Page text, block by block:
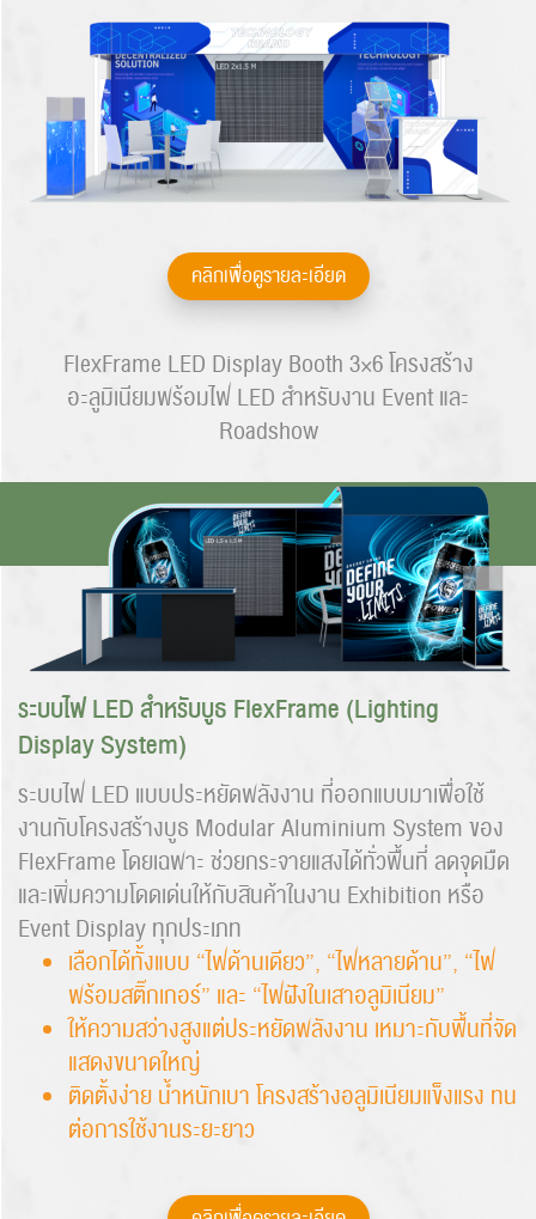
คลิกเพื่อดูรายละเอียด
FlexFrame LED Display Booth 3×6 โครงสร้าง
อะลูมิเนียมพร้อมไฟ LED สำหรับงาน Event และ
Roadshow
ระบบไฟ LED สำหรับบูธ FlexFrame (Lighting
Display System)
ระบบไฟ LED แบบประหยัดพลังงาน ที่ออกแบบมาเพื่อใช้
งานกับโครงสร้างบูธ Modular Aluminium System ของ
FlexFrame โดยเฉพาะ ช่วยกระจายแสงได้ทั่วพื้นที่ ลดจุดมืด
และเพิ่มความโดดเด่นให้กับสินค้าในงาน Exhibition หรือ
Event Display ทุกประเภท
เลือกได้ทั้งแบบ “ไฟด้านเดียว”, “ไฟหลายด้าน”, “ไฟ
พร้อมสติ๊กเกอร์” และ “ไฟฝังในเสาอลูมิเนียม”
ให้ความสว่างสูงแต่ประหยัดพลังงาน เหมาะกับพื้นที่จัด
แสดงขนาดใหญ่
ติดตั้งง่าย น้ำหนักเบา โครงสร้างอลูมิเนียมแข็งแรง ทน
ต่อการใช้งานระยะยาว